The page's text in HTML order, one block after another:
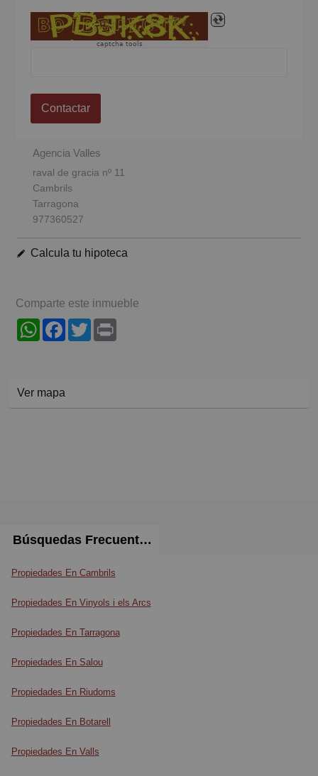
captcha tools
Contactar
Agencia Valles
raval de gracia nº 11
Cambrils
Tarragona
977360527
Calcula tu hipoteca
Comparte este inmueble
WhatsAppFacebook
Twitter
Ver mapa
Búsquedas Frecuentes
Propiedades En Cambrils
Propiedades En Vinyols i els Arcs
Propiedades En Tarragona
Propiedades En Salou
Propiedades En Riudoms
Propiedades En Botarell
Propiedades En Valls